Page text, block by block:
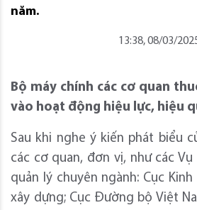
năm.
13:38, 08/03/
Bộ máy chính các cơ quan
vào hoạt động hiệu lực, hiệu
Sau khi nghe ý kiến phát biểu
các cơ quan, đơn vị, như các
quản lý chuyên ngành: Cục
xây dựng; Cục Đường bộ Việt